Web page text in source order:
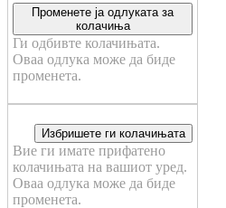
Променете ја одлуката за
колачиња
Ги одбивте колачињата.
Оваа одлука може да биде
променета.
Избришете ги колачињата
Вие ги имате прифатено
колачињата на вашиот уред.
Оваа одлука може да биде
променета.